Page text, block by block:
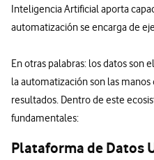
Inteligencia Artificial aporta
automatización se encarga de
En otras palabras: los datos son
la automatización son las
resultados. Dentro de este
fundamentales:
Plataforma de Datos